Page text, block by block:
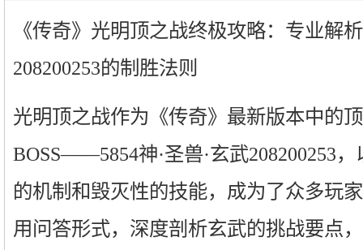
《传奇》光明顶之战终极攻略：专业解
208200253的制胜法则
光明顶之战作为《传奇》最新版本中的
BOSS——5854神·圣兽·玄武208200253
的机制和毁灭性的技能，成为了众多玩
用问答形式，深度剖析玄武的挑战要点